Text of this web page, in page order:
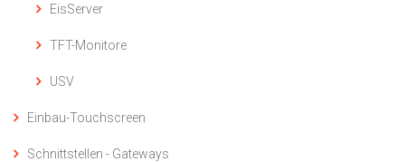
EisServer
TFT-Monitore
USV
Einbau-Touchscreen
Schnittstellen - Gateways